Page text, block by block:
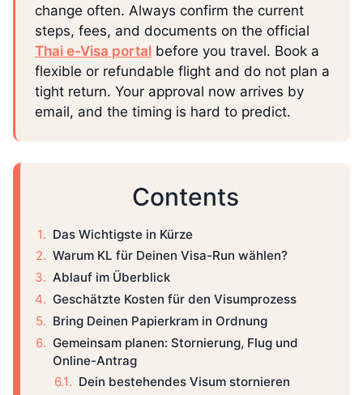
change often. Always confirm the current
steps, fees, and documents on the official
Thai e-Visa portal before you travel. Book a
flexible or refundable flight and do not plan a
tight return. Your approval now arrives by
email, and the timing is hard to predict.
Contents
Das Wichtigste in Kürze
Warum KL für Deinen Visa-Run wählen?
Ablauf im Überblick
Geschätzte Kosten für den Visumprozess
Bring Deinen Papierkram in Ordnung
Gemeinsam planen: Stornierung, Flug und
Online-Antrag
Dein bestehendes Visum stornieren